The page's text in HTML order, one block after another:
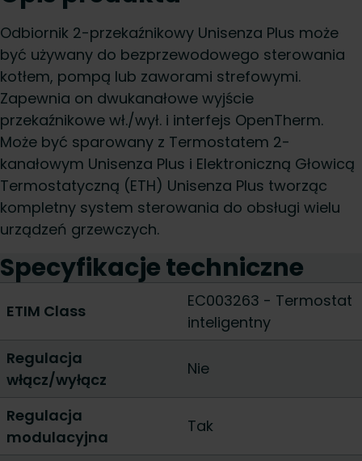
Odbiornik 2-przekaźnikowy Unisenza Plus może
być używany do bezprzewodowego sterowania
kotłem, pompą lub zaworami strefowymi.
Zapewnia on dwukanałowe wyjście
przekaźnikowe wł./wył. i interfejs OpenTherm.
Może być sparowany z Termostatem 2-
kanałowym Unisenza Plus i Elektroniczną Głowicą
Termostatyczną (ETH) Unisenza Plus tworząc
kompletny system sterowania do obsługi wielu
urządzeń grzewczych.
Specyfikacje techniczne
ETIM Class
EC003263 - Termostat
inteligentny
Regulacja
włącz/wyłącz
Nie
Regulacja
modulacyjna
Tak